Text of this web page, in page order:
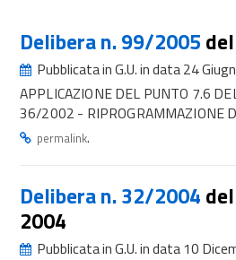
Delibera n. 99/2005
Pubblicata in G.U. in data 24
APPLICAZIONE DEL PUNTO 7.6
36/2002 - RIPROGRAMMAZIONE
permalink.
Delibera n. 32/2004
2004
Pubblicata in G.U. in data 10